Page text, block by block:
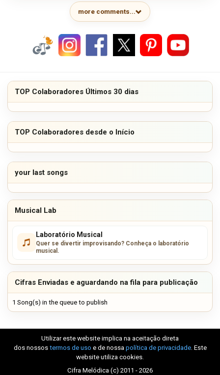
more comments...
TOP Colaboradores Últimos 30 dias
TOP Colaboradores desde o Início
your last songs
Musical Lab
Laboratório Musical
Quer se divertir improvisando? Conheça o laboratório
musical.
Cifras Enviadas e aguardando na fila para publicação
1 Song(s) in the queue to publish
Utilizar este website implica na aceitação direta
dos nossos termos de uso e de nossa política de privacidade. Este
website utiliza cookies.
Cifra Melódica (c) 2011 - 2026